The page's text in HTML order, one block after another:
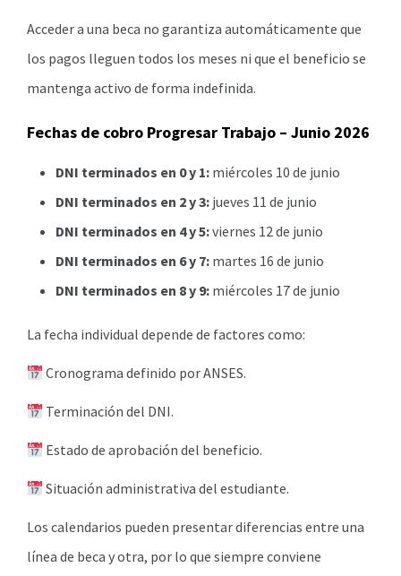
Acceder a una beca no garantiza automáticamente que
los pagos lleguen todos los meses ni que el beneficio se
mantenga activo de forma indefinida.
Fechas de cobro Progresar Trabajo – Junio 2026
DNI terminados en 0 y 1: miércoles 10 de junio
DNI terminados en 2 y 3: jueves 11 de junio
DNI terminados en 4 y 5:viernes 12 de junio
DNI terminados en 6 y 7: martes 16 de junio
DNI terminados en 8 y 9: miércoles 17 de junio
La fecha individual depende de factores como:
Cronograma definido por ANSES.
Terminación del DNI.
Estado de aprobación del beneficio.
Situación administrativa del estudiante.
Los calendarios pueden presentar diferencias entre una
línea de beca y otra, por lo que siempre conviene